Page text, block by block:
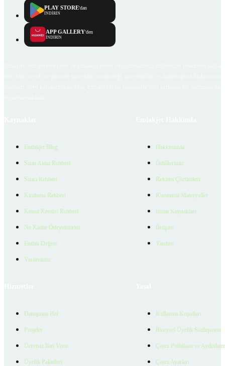
PLAY STORE'dan
İNDİRİN
APP GALLERY'den
İNDİRİN
Emlakjet Blog
Satın Alma Rehberi
Satıcı Rehberi
Kiralama Rehberi
Konut Kredisi Rehberi
Ne Kadar Ödeyebilirim
Emlak Değeri
Verilerimiz
Hakkımızda
Ödüllerimiz
Reklam Çözümleri
Kurumsal Materyaller
İnsan Kaynakları
İletişim
Yardım
Danışman Bul
Projeler
Ücretsiz İlan Verin
Üyelik Paketleri
Kullanım Koşulları
Bireysel Üyelik Sözleşmesi
Çerez Politikası ve
Çerez Ayarları